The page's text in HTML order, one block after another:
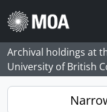
Skip to main content
Archival holdings at
University of British